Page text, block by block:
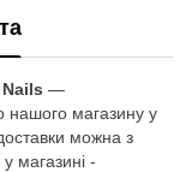
—
нашого магазину у
можна з
магазині -